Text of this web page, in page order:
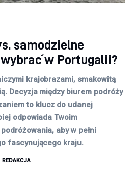
samodzielne
w Portugalii?
krajobrazami, smakowitą
Decyzja między biurem podróży
to klucz do udanej
odpowiada Twoim
aby w pełni
fascynującego kraju.
REDAKCJA